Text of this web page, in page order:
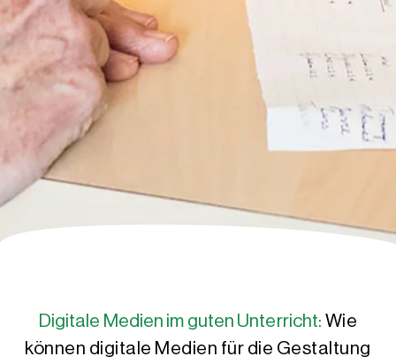
Digitale Medien im guten Unterricht: Wie
können digitale Medien für die Gestaltung